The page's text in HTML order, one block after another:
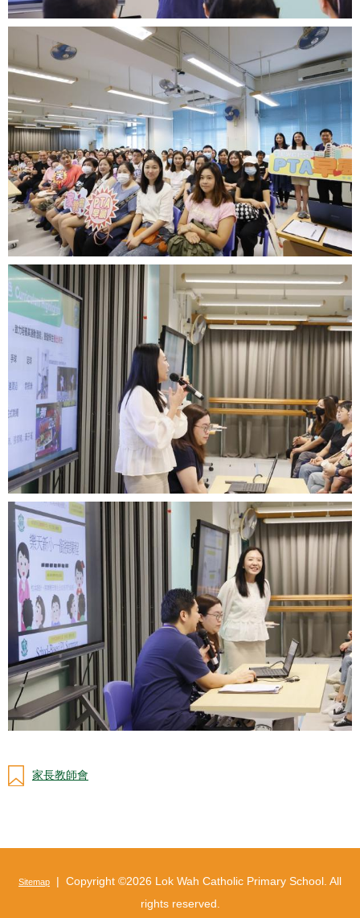
家長教師會
Sitemap | Copyright ©2026 Lok Wah Catholic Primary School. All
rights reserved.